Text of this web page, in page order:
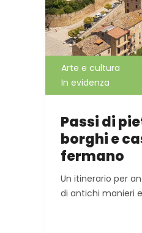
Arte e cultura
In evidenza
Passi di
borghi e
fermano
Un itinerario per
di antichi manieri